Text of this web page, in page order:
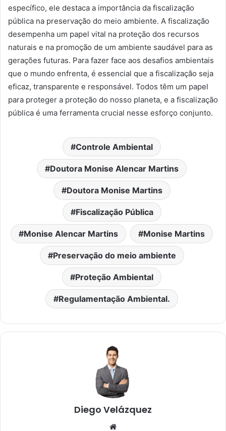
específico, ele destaca a importância da fiscalização
pública na preservação do meio ambiente. A fiscalização
desempenha um papel vital na proteção dos recursos
naturais e na promoção de um ambiente saudável para as
gerações futuras. Para fazer face aos desafios ambientais
que o mundo enfrenta, é essencial que a fiscalização seja
eficaz, transparente e responsável. Todos têm um papel
para proteger a proteção do nosso planeta, e a fiscalização
pública é uma ferramenta crucial nesse esforço conjunto.
Controle Ambiental
Doutora Monise Alencar Martins
Doutora Monise Martins
Fiscalização Pública
Monise Alencar Martins Monise Martins
Preservação do meio ambiente
Proteção Ambiental
Regulamentação Ambiental.
Diego Velázquez
Website